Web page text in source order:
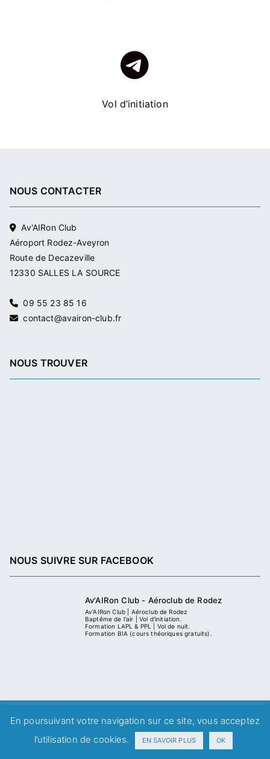
Vol d’initiation
NOUS CONTACTER
Av'AIRon Club
Aéroport Rodez-Aveyron
Route de Decazeville
12330 SALLES LA SOURCE
09 55 23 85 16
contact@avairon-club.fr
NOUS TROUVER
NOUS SUIVRE SUR FACEBOOK
Av'AIRon Club - Aéroclub de Rodez
Av'AIRon Club | Aéroclub de Rodez
Baptême de l'air | Vol d'initiation.
Formation LAPL & PPL | Vol de nuit.
Formation BIA (cours théoriques gratuits).
Copyright © 2008-2026 Av'AIRon Club | Aéroclub de Rodez
Mentions Légales| CGV
En poursuivant votre navigation sur ce site, vous acceptez
l’utilisation de cookies.
EN SAVOIR PLUS OK